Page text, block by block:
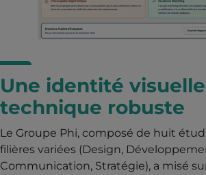
Une identité
technique robuste
Le Groupe Phi, composé de huit
filières variées (Design,
Communication, Stratégie), a misé